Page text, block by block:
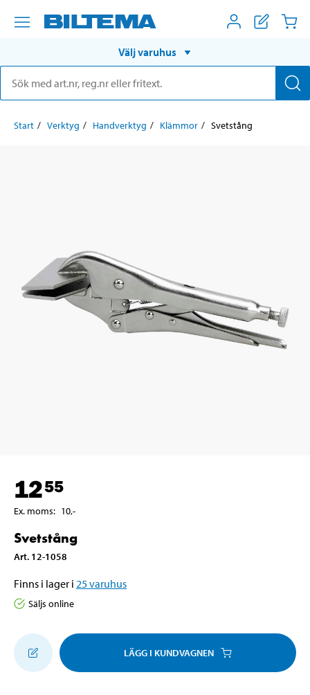
Välj varuhus
Start Verktyg Handverktyg Klämmor Svetstång
1255
Ex. moms: 10,-
Svetstång
Art. 12-1058
Finns i lager i 25varuhus
Säljs online
LÄGG I KUNDVAGNEN